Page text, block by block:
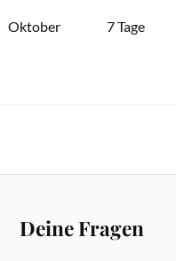
Oktober 7 Tage
Deine Fragen